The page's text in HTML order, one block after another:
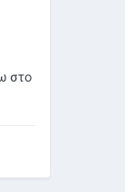
στο